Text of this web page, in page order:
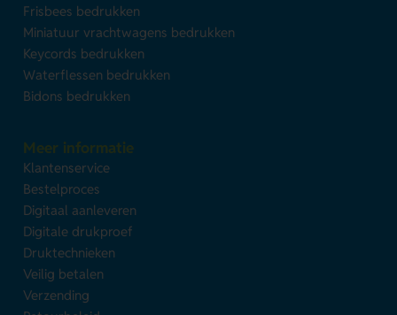
Frisbees bedrukken
Miniatuur vrachtwagens bedrukken
Keycords bedrukken
Waterflessen bedrukken
Bidons bedrukken
Meer informatie
Klantenservice
Bestelproces
Digitaal aanleveren
Digitale drukproef
Druktechnieken
Veilig betalen
Verzending